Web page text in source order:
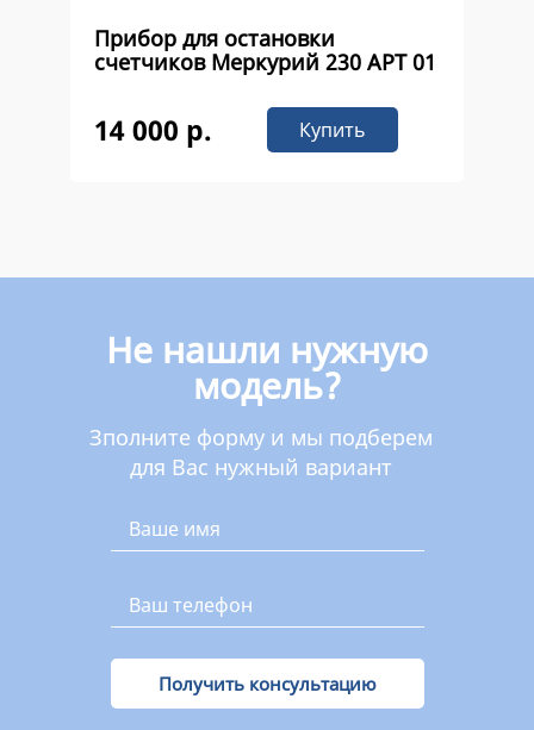
Прибор для остановки
счетчиков Меркурий 230 APT 01
14 000 р. Купить
Не нашли нужную
модель?
Зполните форму и мы подберем
для Вас нужный вариант
Получить консультацию